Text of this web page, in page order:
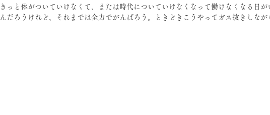
きっと体がついていけなくて、または時代についていけなくなって働けなくなる日が
んだろうけれど、それまでは全力でがんばろう。ときどきこうやってガス抜きしなが